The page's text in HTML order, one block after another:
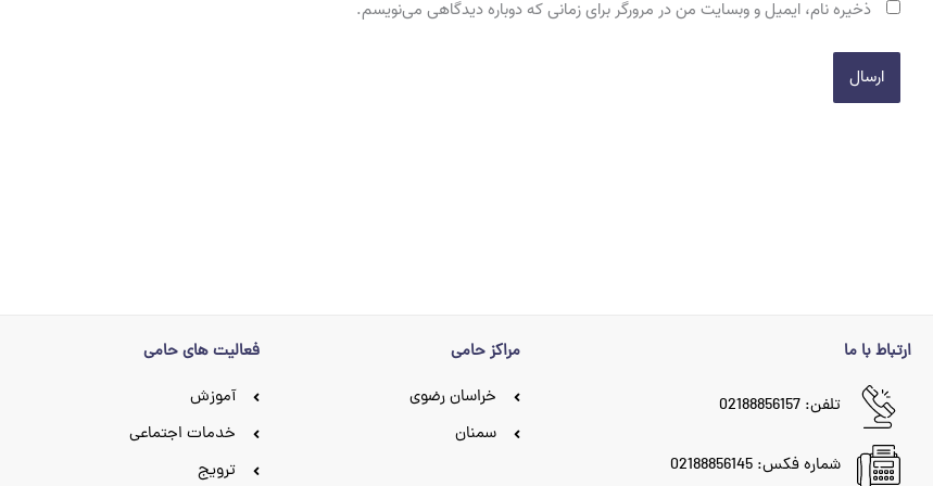
ذخیره نام، ایمیل و وبسایت من در مرورگر برای زمانی که دوباره دیدگاهی می‌نویسم.
ارتباط با ما
تلفن: 02188856157
شماره فکس: 02188856145
مراکز حامی
خراسان رضوی
سمنان
فعالیت های حامی
آموزش
خدمات اجتماعی
ترویج